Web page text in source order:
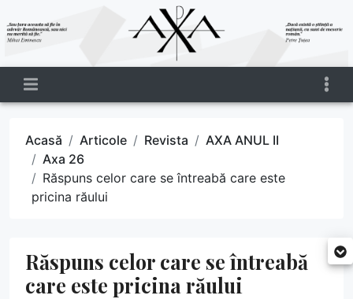
Acasă Articole Revista
AXA ANUL II
Axa 26
Răspuns celor care se întreabă care este
pricina răului
Răspuns celor care se întreabă
care este pricina răului